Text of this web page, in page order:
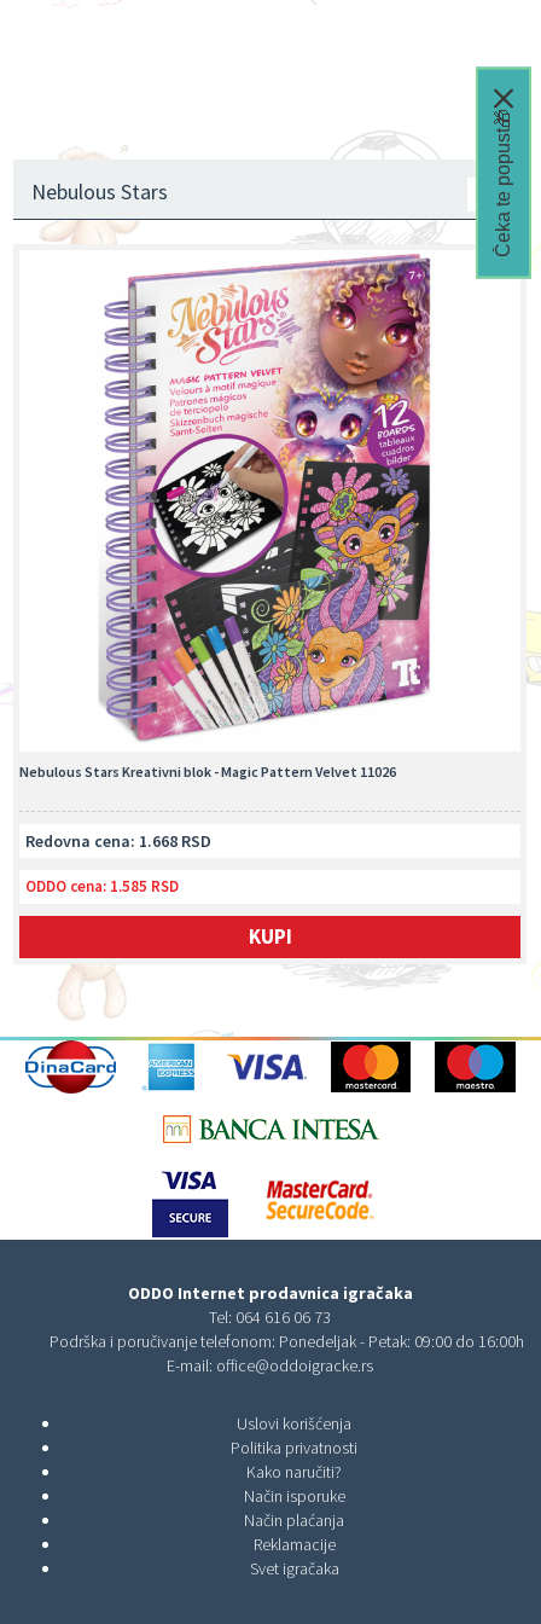
Nebulous Stars
Nebulous Stars Kreativni blok - Magic Pattern Velvet 11026
Redovna cena: 1.668 RSD
ODDO cena: 1.585 RSD
KUPI
ODDO Internet prodavnica igračaka
Tel: 064 616 06 73
Podrška i poručivanje telefonom: Ponedeljak - Petak: 09:00 do 16:00h
E-mail: office@oddoigracke.rs
Uslovi korišćenja
Politika privatnosti
Kako naručiti?
Način isporuke
Način plaćanja
Reklamacije
Svet igračaka
Čeka te popust🎁